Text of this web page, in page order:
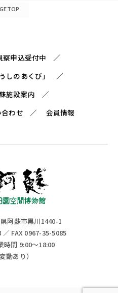
察申込受付中
しのあくび」
施設案内
わせ
会員情報
阿蘇市黒川1440-1
FAX 0967-35-5085
時間 9:00～18:00
動あり）